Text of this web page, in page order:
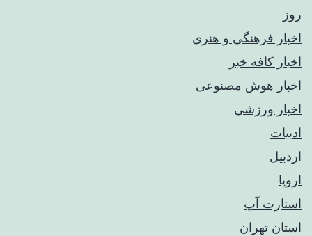
روز
اخبار فرهنگی و هنری
اخبار کافه خبر
اخبار هوش مصنوعی
اخبار ورزشی
ادبیات
اردبیل
اروپا
استارت آپ
استان تهران